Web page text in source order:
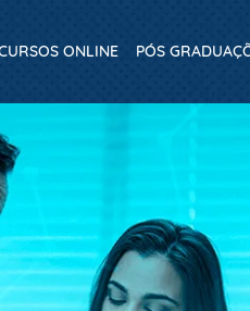
ONLINE PÓS